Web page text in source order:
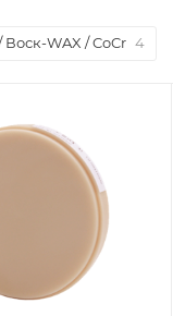
WAX / CoCr 4